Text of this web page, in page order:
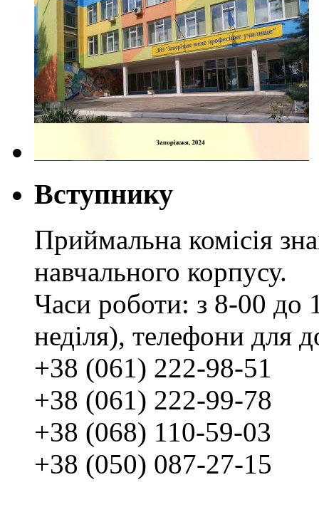
Вступнику
Приймальна комісія
навчального корпусу.
Часи роботи: з 8-00 до
неділя), телефони для
+38 (061) 222-98-51
+38 (061) 222-99-78
+38 (068) 110-59-03
+38 (050) 087-27-15